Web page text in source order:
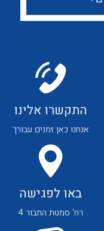
לכל מוצרי היצרן
לכל מוצרי היצרן
התקשרו אלינו
אנחנו כאן זמנים עבורך
באו לפגישה
רח' סמטת התבור 4